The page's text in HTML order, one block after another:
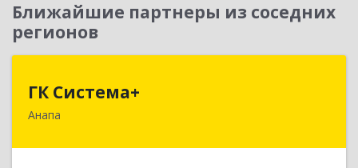
Ближайшие партнеры из соседних
регионов
ГК Система+
Анапа353450, Краснодарский край, Анапский р-н,